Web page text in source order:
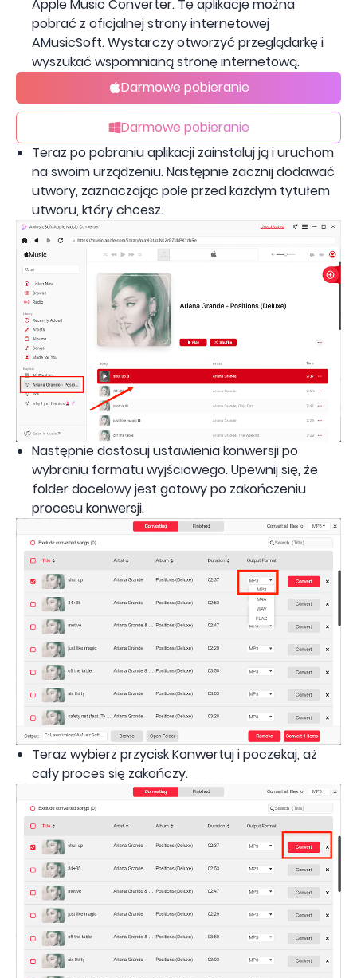
Apple Music Converter. Tę aplikację można
pobrać z oficjalnej strony internetowej
AMusicSoft. Wystarczy otworzyć przeglądarkę i
wyszukać wspomnianą stronę internetową.
Darmowe pobieranie
Darmowe pobieranie
Teraz po pobraniu aplikacji zainstaluj ją i uruchom
na swoim urządzeniu. Następnie zacznij dodawać
utwory, zaznaczając pole przed każdym tytułem
utworu, który chcesz.
Następnie dostosuj ustawienia konwersji po
wybraniu formatu wyjściowego. Upewnij się, że
folder docelowy jest gotowy po zakończeniu
procesu konwersji.
Teraz wybierz przycisk Konwertuj i poczekaj, aż
cały proces się zakończy.